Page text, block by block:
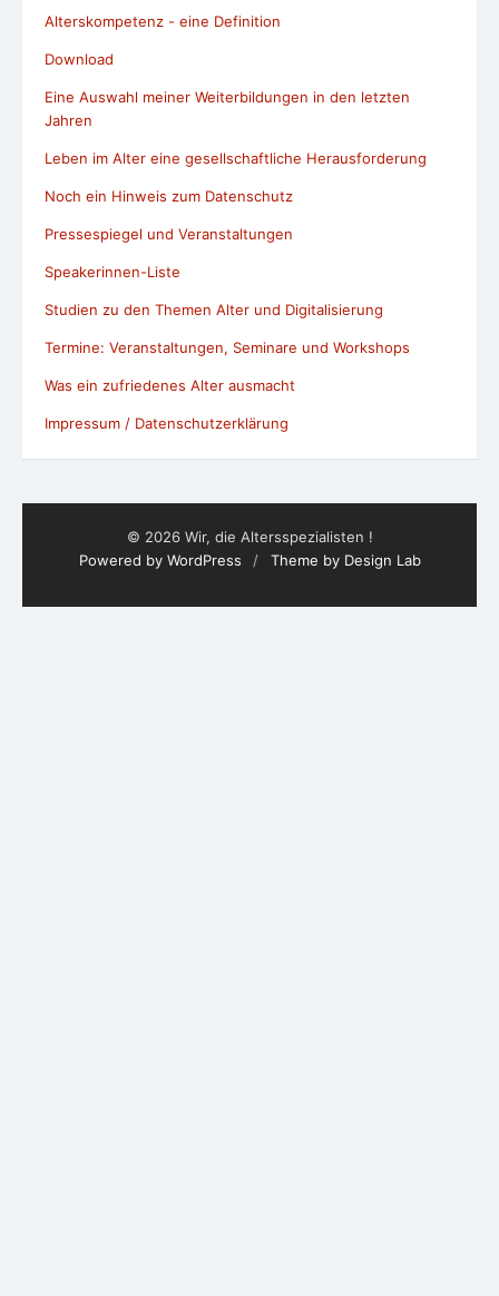
Alterskompetenz - eine Definition
Download
Eine Auswahl meiner Weiterbildungen in den letzten
Jahren
Leben im Alter eine gesellschaftliche Herausforderung
Noch ein Hinweis zum Datenschutz
Pressespiegel und Veranstaltungen
Speakerinnen-Liste
Studien zu den Themen Alter und Digitalisierung
Termine: Veranstaltungen, Seminare und Workshops
Was ein zufriedenes Alter ausmacht
Impressum / Datenschutzerklärung
© 2026 Wir, die Altersspezialisten !
Powered by WordPress
/ Theme by Design Lab